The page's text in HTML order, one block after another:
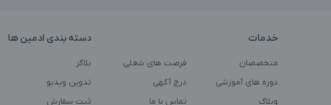
خدمات
متخصصان
فرصت های شغلی
دوره های آموزشی
درج آگهی
وبلاگ
تماس با ما
دسته بندی ادمین ها
بلاگر
تدوین ویدیو
ثبت سفارش